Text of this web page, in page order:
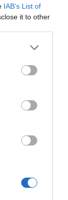
IAB’s List of
it to other
more Google
may click to
tags to
Google
στην
Code αύριο
παντού
έργα για